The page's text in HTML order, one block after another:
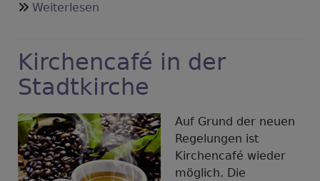
Weiterlesen
der
Evangelischen
Stadtkirche
Kirchencafé in der
Stadtkirche
Auf Grund der neuen
Regelungen ist
Kirchencafé wieder
möglich. Die